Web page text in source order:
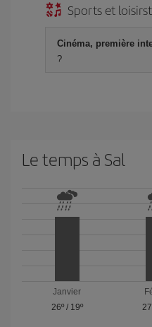
Sports et loisirst
Cinéma, première
?
Le temps à Sal
Janvier
26º/ 19º